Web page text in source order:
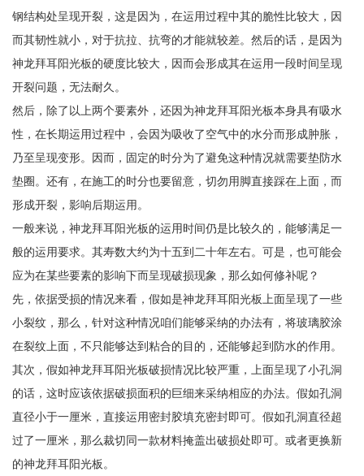
钢结构处呈现开裂，这是因为，在运用过程中其的脆性比较大，因
而其韧性就小，对于抗拉、抗弯的才能就较差。然后的话，是因为
神龙拜耳阳光板的硬度比较大，因而会形成其在运用一段时间呈现
开裂问题，无法耐久。
然后，除了以上两个要素外，还因为神龙拜耳阳光板本身具有吸水
性，在长期运用过程中，会因为吸收了空气中的水分而形成肿胀，
乃至呈现变形。因而，固定的时分为了避免这种情况就需要垫防水
垫圈。还有，在施工的时分也要留意，切勿用脚直接踩在上面，而
形成开裂，影响后期运用。
一般来说，神龙拜耳阳光板的运用时间仍是比较久的，能够满足一
般的运用要求。其寿数大约为十五到二十年左右。可是，也可能会
应为在某些要素的影响下而呈现破损现象，那么如何修补呢？
先，依据受损的情况来看，假如是神龙拜耳阳光板上面呈现了一些
小裂纹，那么，针对这种情况咱们能够采纳的办法有，将玻璃胶涂
在裂纹上面，不只能够达到粘合的目的，还能够起到防水的作用。
其次，假如神龙拜耳阳光板破损情况比较严重，上面呈现了小孔洞
的话，这时应该依据破损面积的巨细来采纳相应的办法。假如孔洞
直径小于一厘米，直接运用密封胶填充密封即可。假如孔洞直径超
过了一厘米，那么裁切同一款材料掩盖出破损处即可。或者更换新
的神龙拜耳阳光板。